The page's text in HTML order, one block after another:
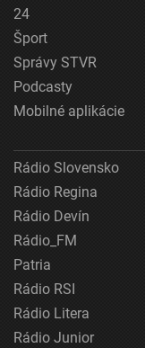
24
Šport
Správy STVR
Podcasty
Mobilné aplikácie
Rádio Slovensko
Rádio Regina
Rádio Devín
Rádio_FM
Patria
Rádio RSI
Rádio Litera
Rádio Junior